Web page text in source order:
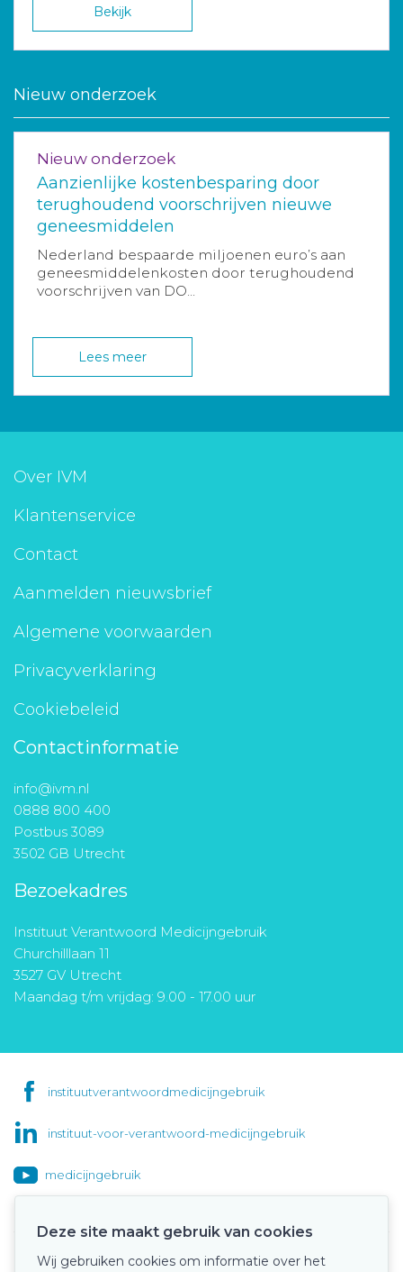
Bekijk
Nieuw onderzoek
Nieuw onderzoek
Aanzienlijke kostenbesparing door
terughoudend voorschrijven nieuwe
geneesmiddelen
Nederland bespaarde miljoenen euro’s aan
geneesmiddelenkosten door terughoudend
voorschrijven van DO...
Lees meer
Over IVM
Klantenservice
Contact
Aanmelden nieuwsbrief
Algemene voorwaarden
Privacyverklaring
Cookiebeleid
Contactinformatie
info@ivm.nl
0888 800 400
Postbus 3089
3502 GB Utrecht
Bezoekadres
Instituut Verantwoord Medicijngebruik
Churchilllaan 11
3527 GV Utrecht
Maandag t/m vrijdag: 9.00 - 17.00 uur
instituutverantwoordmedicijngebruik
instituut-voor-verantwoord-medicijngebruik
medicijngebruik
Onze keurmerken
Deze site maakt gebruik van cookies
Wij gebruiken cookies om informatie over het